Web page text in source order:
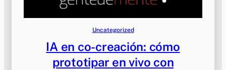
Uncategorized
IA en co-creación: cómo
prototipar en vivo con